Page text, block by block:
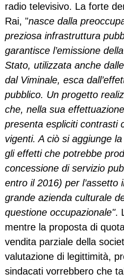
radio televisivo. La forte
Rai, "nasce dalla
preziosa infrastruttura
garantisce l’emissione
Stato, utilizzata anche
dal Viminale, esca
pubblico. Un progetto
che, nella sua
presenta espliciti contrasti
vigenti. A ciò si aggiunge
gli effetti che potrebbe
concessione di servizio
entro il 2016) per l’assetto
grande azienda culturale
questione occupazionale".
mentre la proposta di
vendita parziale della
valutazione di legittimità,
sindacati vorrebbero che